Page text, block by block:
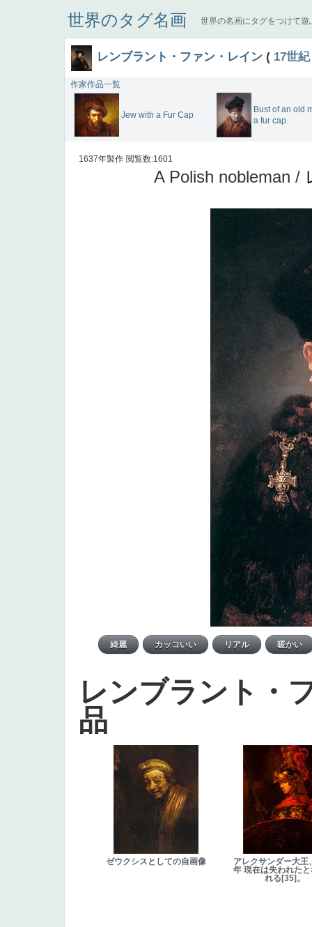
世界のタグ名画 世界の名画にタグをつけて遊
レンブラント・ファン・レイン ( 17世紀
作家作品一覧
Jew with a Fur Cap
Bust of an old
a fur cap.
1637年製作 閲覧数:1601
A Polish nobleman /
レンブラント・
品
ゼウクシスとしての自画像
アレクサンダー大王
年 現在は失われた
れる[35]。